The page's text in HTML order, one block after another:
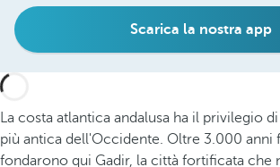
Scarica la nostra app
La costa atlantica andalusa ha il privilegio
più antica dell'Occidente. Oltre 3.000 anni
fondarono qui Gadir, la città fortificata che